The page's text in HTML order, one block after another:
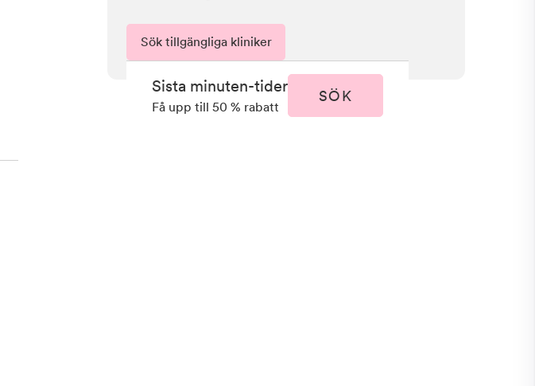
Sök tillgängliga kliniker
Sista minuten-tider
Få upp till 50 % rabatt
SÖK